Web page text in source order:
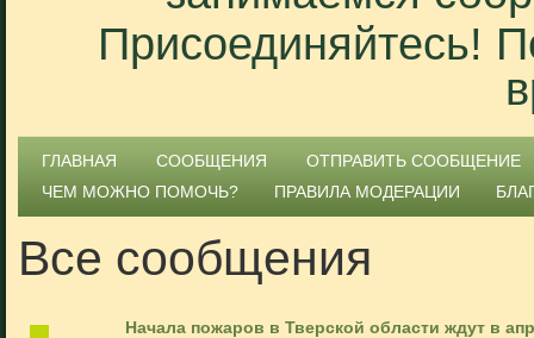
Присоединяйтесь!
ГЛАВНАЯ СООБЩЕНИЯ
ОТПРАВИТЬ СООБЩЕНИЕ
ЧЕМ МОЖНО ПОМОЧЬ?
ПРАВИЛА МОДЕРАЦИИ
Все сообщения
Начала пожаров в Тверской области ждут в